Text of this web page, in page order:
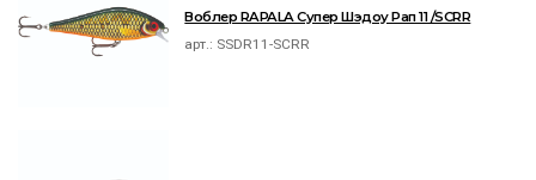
Воблер RAPALA Супер Шэдоу Рап 11 /SCRR
арт.: SSDR11-SCRR